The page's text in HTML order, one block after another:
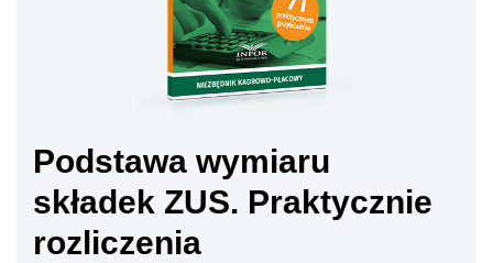
Podstawa wymiaru
składek ZUS. Praktycznie
rozliczenia